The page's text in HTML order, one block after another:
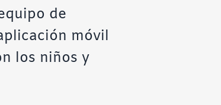
de
móvil
los niños y